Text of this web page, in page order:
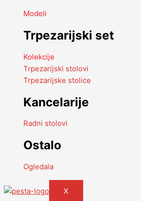
Modeli
Trpezarijski set
Kolekcije
Trpezarijski stolovi
Trpezarijske stolice
Kancelarije
Radni stolovi
Ostalo
Ogledala
X